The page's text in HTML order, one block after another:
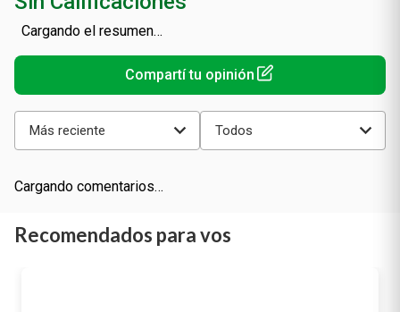
Cargando el resumen…
Más reciente Todos
Cargando comentarios…
Recomendados para vos